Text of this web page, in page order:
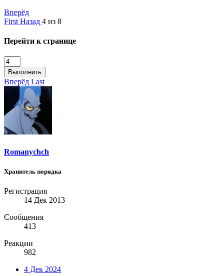
Вперёд
First Назад 4 из 8
Перейти к странице
Выполнить
Вперёд Last
Romanychch
Хранитель порядка
Регистрация
14 Дек 2013
Сообщения
413
Реакции
982
4 Дек 2024